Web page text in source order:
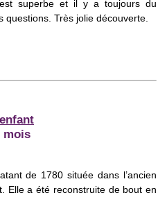
superbe et il y a toujours du
questions. Très jolie découverte.
mois
de 1780 située dans l’ancien
Elle a été reconstruite de bout en